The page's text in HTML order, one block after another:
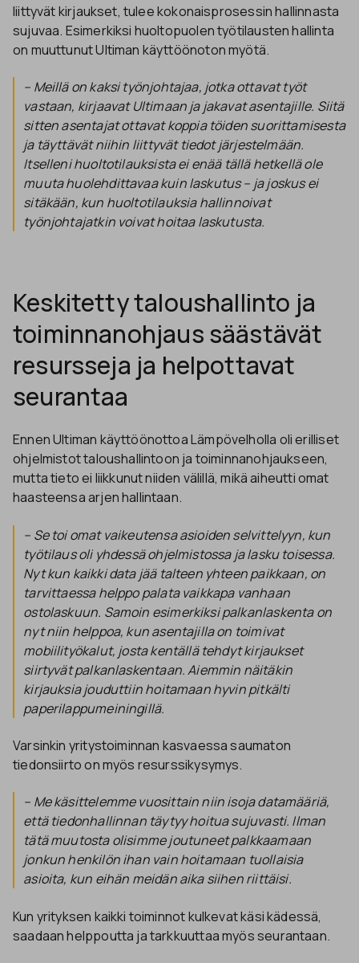
liittyvät kirjaukset, tulee kokonaisprosessin hallinnasta
sujuvaa. Esimerkiksi huoltopuolen työtilausten hallinta
on muuttunut Ultiman käyttöönoton myötä.
– Meillä on kaksi työnjohtajaa, jotka ottavat työt
vastaan, kirjaavat Ultimaan ja jakavat asentajille. Siitä
sitten asentajat ottavat koppia töiden suorittamisesta
ja täyttävät niihin liittyvät tiedot järjestelmään.
Itselleni huoltotilauksista ei enää tällä hetkellä ole
muuta huolehdittavaa kuin laskutus – ja joskus ei
sitäkään, kun huoltotilauksia hallinnoivat
työnjohtajatkin voivat hoitaa laskutusta.
Keskitetty taloushallinto ja
toiminnanohjaus säästävät
resursseja ja helpottavat
seurantaa
Ennen Ultiman käyttöönottoa Lämpövelholla oli erilliset
ohjelmistot taloushallintoon ja toiminnanohjaukseen,
mutta tieto ei liikkunut niiden välillä, mikä aiheutti omat
haasteensa arjen hallintaan.
– Se toi omat vaikeutensa asioiden selvittelyyn, kun
työtilaus oli yhdessä ohjelmistossa ja lasku toisessa.
Nyt kun kaikki data jää talteen yhteen paikkaan, on
tarvittaessa helppo palata vaikkapa vanhaan
ostolaskuun. Samoin esimerkiksi palkanlaskenta on
nyt niin helppoa, kun asentajilla on toimivat
mobiilityökalut, josta kentällä tehdyt kirjaukset
siirtyvät palkanlaskentaan. Aiemmin näitäkin
kirjauksia jouduttiin hoitamaan hyvin pitkälti
paperilappumeiningillä.
Varsinkin yritystoiminnan kasvaessa saumaton
tiedonsiirto on myös resurssikysymys.
– Me käsittelemme vuosittain niin isoja datamääriä,
että tiedonhallinnan täytyy hoitua sujuvasti. Ilman
tätä muutosta olisimme joutuneet palkkaamaan
jonkun henkilön ihan vain hoitamaan tuollaisia
asioita, kun eihän meidän aika siihen riittäisi.
Kun yrityksen kaikki toiminnot kulkevat käsi kädessä,
saadaan helppoutta ja tarkkuuttaa myös seurantaan.